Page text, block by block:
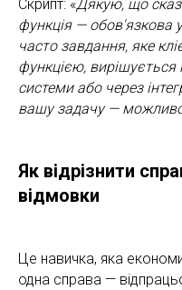
Скрипт: «Дякую, що
функція — обов'язкова
часто завдання, яке
функцією,
системи або через
вашу задачу —
Як відрізнити
відмовки
Це навичка, яка
одна справа —